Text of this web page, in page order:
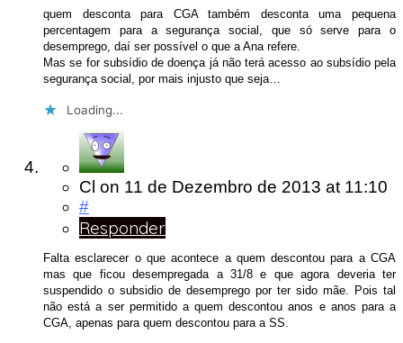
quem desconta para CGA também desconta uma pequena
percentagem para a segurança social, que só serve para o
desemprego, daí ser possível o que a Ana refere.
Mas se for subsídio de doença já não terá acesso ao subsídio pela
segurança social, por mais injusto que seja…
Loading...
Cl on 11 de Dezembro de 2013 at 11:10
#
Responder
Falta esclarecer o que acontece a quem descontou para a CGA
mas que ficou desempregada a 31/8 e que agora deveria ter
suspendido o subsidio de desemprego por ter sido mãe. Pois tal
não está a ser permitido a quem descontou anos e anos para a
CGA, apenas para quem descontou para a SS.